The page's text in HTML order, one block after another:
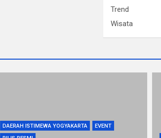
Trend
Wisata
DAERAH ISTIMEWA YOGYAKARTA
EVENT